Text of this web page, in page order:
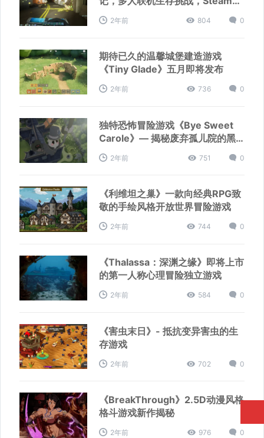
评如潮！
2年前 804 0
期待已久的温馨城堡建造游戏
《Tiny Glade》五月即将发布
2年前 736 0
独特恐怖冒险游戏《Bye Sweet
Carole》— 揭秘废弃孤儿院的黑
暗童话
2年前 751 0
《利维坦之巢》一款向经典RPG致
敬的手绘风格开放世界冒险游戏
2年前 744 0
《Thalassa：深渊之缘》即将上市
的第一人称心理冒险独立游戏
2年前 584 0
《害虫末日》- 抵抗变异害虫的生
存游戏
2年前 702 0
《BreakThrough》2.5D动漫风格
格斗游戏新作揭秘
2年前 976 0